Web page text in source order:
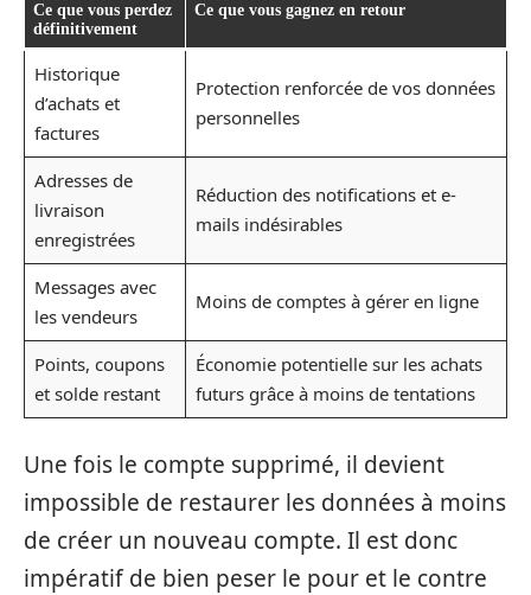
Ce que vous perdez
définitivement
Ce que vous gagnez en retour
Historique
d’achats et
factures
Protection renforcée de vos données
personnelles
Adresses de
livraison
enregistrées
Réduction des notifications et e-
mails indésirables
Messages avec
les vendeurs
Moins de comptes à gérer en ligne
Points, coupons
et solde restant
Économie potentielle sur les achats
futurs grâce à moins de tentations
Une fois le compte supprimé, il devient
impossible de restaurer les données à moins
de créer un nouveau compte. Il est donc
impératif de bien peser le pour et le contre